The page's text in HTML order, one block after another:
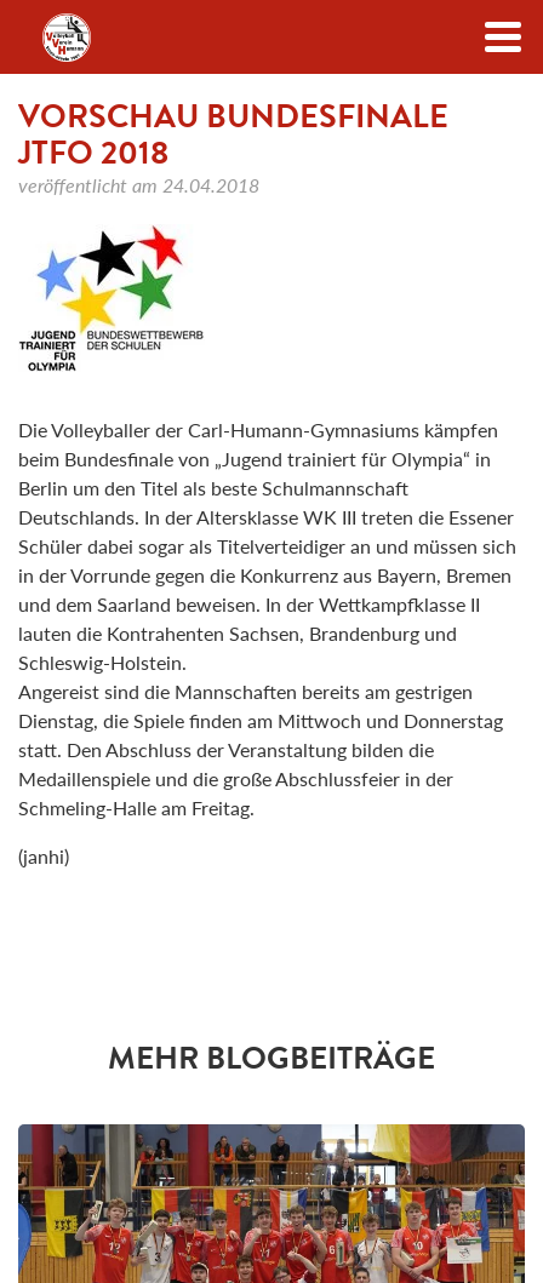
Zum Inhalt
VORSCHAU BUNDESFINALE
JTFO 2018
veröffentlicht am 24.04.2018
Die Volleyballer der Carl-Humann-Gymnasiums kämpfen
beim Bundesfinale von „Jugend trainiert für Olympia“ in
Berlin um den Titel als beste Schulmannschaft
Deutschlands. In der Altersklasse WK III treten die Essener
Schüler dabei sogar als Titelverteidiger an und müssen sich
in der Vorrunde gegen die Konkurrenz aus Bayern, Bremen
und dem Saarland beweisen. In der Wettkampfklasse II
lauten die Kontrahenten Sachsen, Brandenburg und
Schleswig-Holstein.
Angereist sind die Mannschaften bereits am gestrigen
Dienstag, die Spiele finden am Mittwoch und Donnerstag
statt. Den Abschluss der Veranstaltung bilden die
Medaillenspiele und die große Abschlussfeier in der
Schmeling-Halle am Freitag.
(janhi)
MEHR BLOGBEITRÄGE